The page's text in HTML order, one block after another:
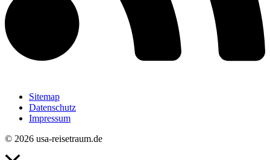
Sitemap
Datenschutz
Impressum
© 2026 usa-reisetraum.de